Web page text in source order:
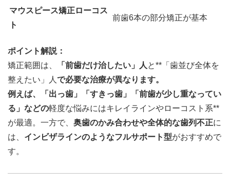
マウスピース矯正ローコス
ト
前歯6本の部分矯正が基本
ポイント解説：
矯正範囲は、
「前歯だけ治したい」人 と**「歯並び全体を
整えたい」人 で必要な治療が異なります。
例えば、「出っ歯」「すきっ歯」「前歯が少し重なってい
る」などの軽度な悩みにはキレイラインやローコスト系**
が最適。一方で、 奥歯のかみ合わせや全体的な歯列不正に
は、 インビザラインのようなフルサポート型がおすすめで
す。